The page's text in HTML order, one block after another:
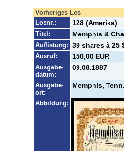
Vorheriges Los
Losnr.:
128 (Amerika)
Titel: Memphis &
Auflistung: 39 shares à 25
Ausruf: 150,00 EUR
Ausgabe-
datum:
09.08.1887
Ausgabe-
ort:
Memphis, Tenn.
Abbildung: